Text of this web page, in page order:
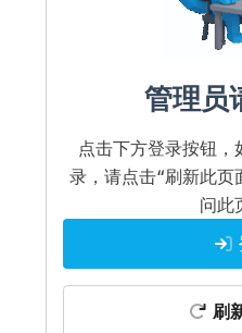
管理员
点击下方登录按钮
录，请点击“刷新此页
问此
刷